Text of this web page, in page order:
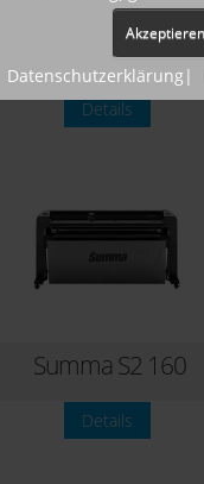
Summa S2 140
Details
Summa S2 160
Details
Akzeptieren
Datenschutzerklärung |